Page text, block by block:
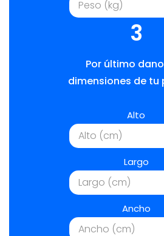
3
Por último
dimensiones de tu
Alto
Largo
Ancho